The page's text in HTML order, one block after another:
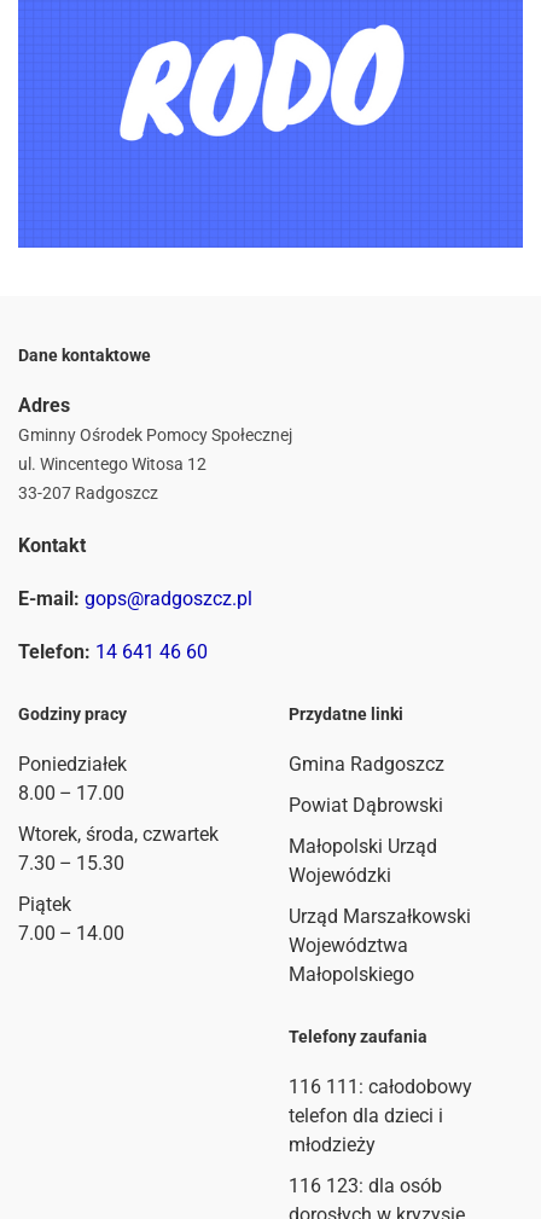
Dane kontaktowe
Adres
Gminny Ośrodek Pomocy Społecznej
ul. Wincentego Witosa 12
33-207 Radgoszcz
Kontakt
E-mail: gops@radgoszcz.pl
Telefon: 14 641 46 60
Godziny pracy
Poniedziałek
8.00 – 17.00
Wtorek, środa, czwartek
7.30 – 15.30
Piątek
7.00 – 14.00
Przydatne linki
Gmina Radgoszcz
Powiat Dąbrowski
Małopolski Urząd
Wojewódzki
Urząd Marszałkowski
Województwa
Małopolskiego
Telefony zaufania
116 111 : całodobowy
telefon dla dzieci i
młodzieży
116 123: dla osób